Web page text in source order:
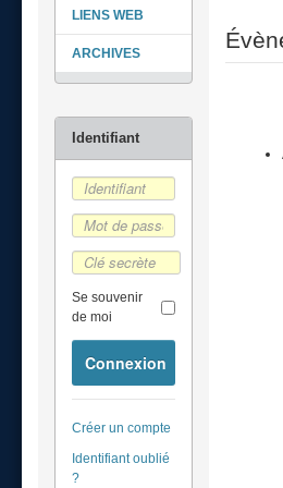
Se souvenir
de moi
Connexion
Créer un compte
Identifiant oublié
?
LIENS WEB
ARCHIVES